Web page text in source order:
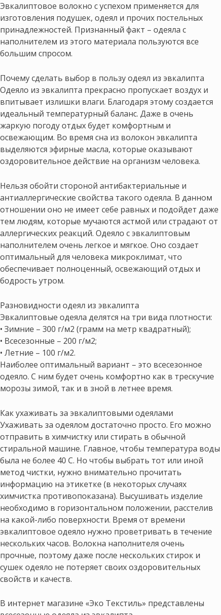
Эвкалиптовое волокно с успехом применяется для
изготовления подушек, одеял и прочих постельных
принадлежностей. Признанный факт – одеяла с
наполнителем из этого материала пользуются все
большим спросом.
Почему сделать выбор в пользу одеял из эвкалипта
Одеяло из эвкалипта прекрасно пропускает воздух и
впитывает излишки влаги. Благодаря этому создается
идеальный температурный баланс. Даже в очень
жаркую погоду отдых будет комфортным и
освежающим. Во время сна из волокон эвкалипта
выделяются эфирные масла, которые оказывают
оздоровительное действие на организм человека.
Нельзя обойти стороной антибактериальные и
антиаллергические свойства такого одеяла. В данном
отношении оно не имеет себе равных и подойдет даже
тем людям, которые мучаются астмой или страдают от
аллергических реакций. Одеяло с эвкалиптовым
наполнителем очень легкое и мягкое. Оно создает
оптимальный для человека микроклимат, что
обеспечивает полноценный, освежающий отдых и
бодрость утром.
Разновидности одеял из эвкалипта
Эвкалиптовые одеяла делятся на три вида плотности:
• Зимние – 300 г/м2 (грамм на метр квадратный);
• Всесезонные – 200 г/м2;
• Летние – 100 г/м2.
Наиболее оптимальный вариант – это всесезонное
одеяло. С ним будет очень комфортно как в трескучие
морозы зимой, так и в зной в летнее время.
Как ухаживать за эвкалиптовыми одеялами
Ухаживать за одеялом достаточно просто. Его можно
отправить в химчистку или стирать в обычной
стиральной машине. Главное, чтобы температура воды
была не более 40 С. Но чтобы выбрать тот или иной
метод чистки, нужно внимательно прочитать
информацию на этикетке (в некоторых случаях
химчистка противопоказана). Высушивать изделие
необходимо в горизонтальном положении, расстелив
на какой-либо поверхности. Время от времени
эвкалиптовое одеяло нужно проветривать в течение
нескольких часов. Волокна наполнителя очень
прочные, поэтому даже после нескольких стирок и
сушек одеяло не потеряет своих оздоровительных
свойств и качеств.
В интернет магазине «Эко Текстиль» представлены